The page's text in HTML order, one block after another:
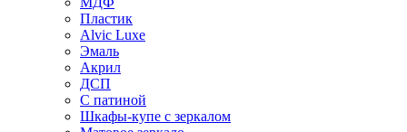
Пластик
Alvic Luxe
Эмаль
Акрил
ДСП
С патиной
Шкафы-купе с зеркалом